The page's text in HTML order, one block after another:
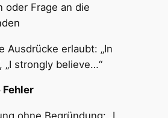
oder Frage an die
Ausdrücke erlaubt: „In
„I strongly believe…“
Fehler